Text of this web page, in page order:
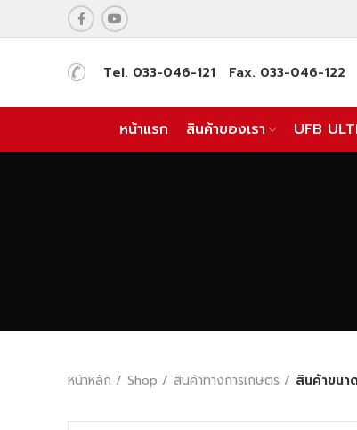
Tel. 033-046-121 Fax. 033-046-122
หน้าแรก สินค้าของเรา UFB
หน้าหลัก Shop สินค้าทางการเกษตร สินค้าขนา